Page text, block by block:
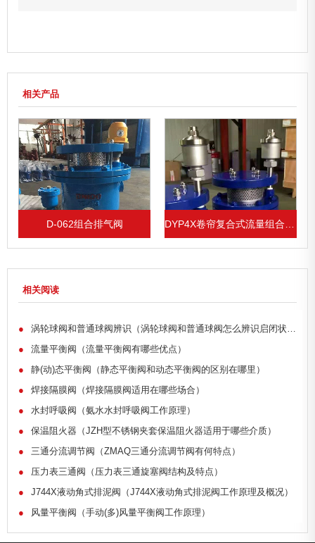
相关产品
D-062组合排气阀 DYP4X卷帘复合式流量组合排气阀
相关阅读
●
涡轮球阀和普通球阀辨识（涡轮球阀和普通球阀怎么辨识启闭状态）
●
流量平衡阀（流量平衡阀有哪些优点）
●
静(动)态平衡阀（静态平衡阀和动态平衡阀的区别在哪里）
●
焊接隔膜阀（焊接隔膜阀适用在哪些场合）
●
水封呼吸阀（氨水水封呼吸阀工作原理）
●
保温阻火器（JZH型不锈钢夹套保温阻火器适用于哪些介质）
●
三通分流调节阀（ZMAQ三通分流调节阀有何特点）
●
压力表三通阀（压力表三通旋塞阀结构及特点）
●
J744X液动角式排泥阀（J744X液动角式排泥阀工作原理及概况）
●
风量平衡阀（手动(多)风量平衡阀工作原理）